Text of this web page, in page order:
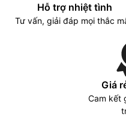
Hỗ trợ nhiệt tình
Tư vấn, giải đáp mọi thắc
Giá
Cam kết